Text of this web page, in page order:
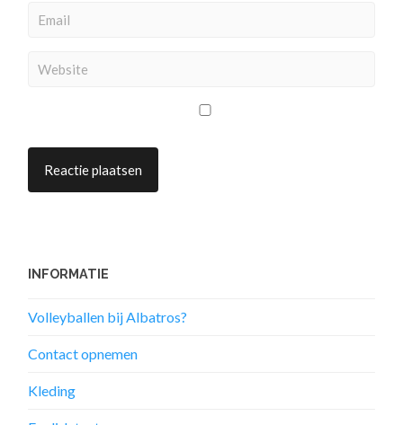
INFORMATIE
Volleyballen bij Albatros?
Contact opnemen
Kleding